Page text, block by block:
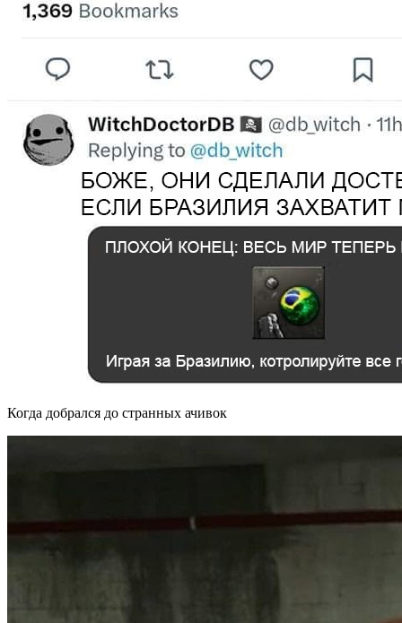
Когда добрался до странных ачивок